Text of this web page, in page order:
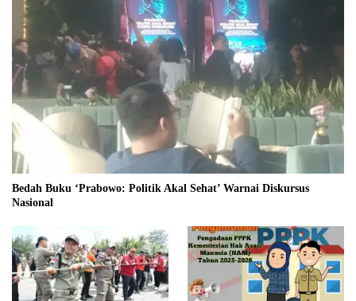
Bedah Buku ‘Prabowo: Politik Akal Sehat’ Warnai Diskursus
Nasional